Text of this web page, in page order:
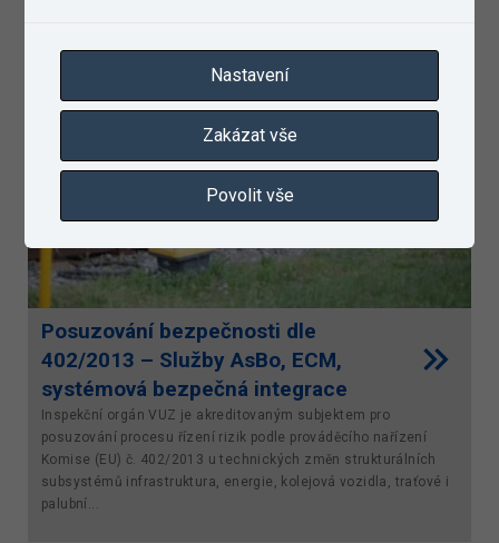
Posuzování bezpečnosti dle
402/2013 – Služby AsBo, ECM,
systémová bezpečná integrace
Inspekční orgán VUZ je akreditovaným subjektem pro
posuzování procesu řízení rizik podle prováděcího nařízení
Komise (EU) č. 402/2013 u technických změn strukturálních
subsystémů infrastruktura, energie, kolejová vozidla, traťové i
palubní...
Nastavení
Zakázat vše
Povolit vše